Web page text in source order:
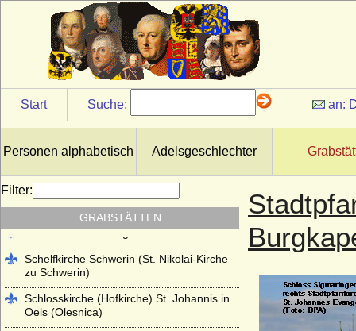
Start Suche: an:
Personen alphabetisch Adelsgeschlechter
Filter:
GRABSTÄTTEN
Kloster Lehnin
Lambertikirche in Aurich
Marienkirche Hanau (ehemals Reformierte
Kirche Hanau)
Martinskirche Kassel
Mausoleum im Schlosspark
(Offenbach a.M.)
Mausoleum Stadthagen
Parkfriedhof Meiningen
Schelfkirche Schwerin (St. Nikolai-Kirche
zu Schwerin)
Schlosskirche (Hofkirche) St. Johannis in
Oels (Olesnica)